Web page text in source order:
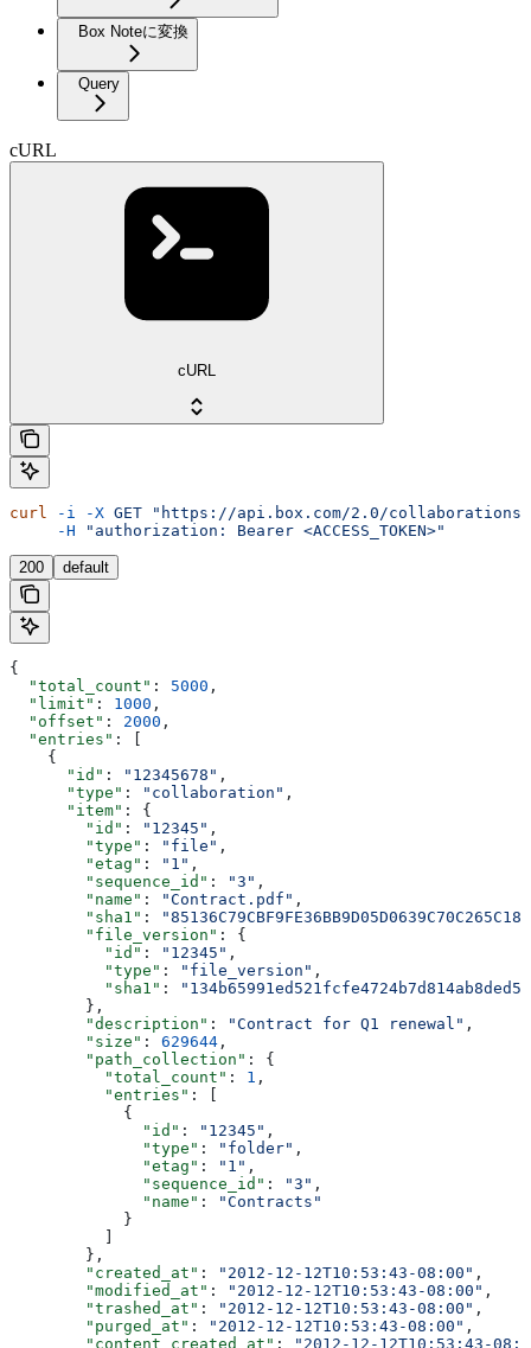
Box Noteに変換
Query
cURL
cURL
curl -i -X GET "https://api.box.com/2.0/
     -H
"authorization: Bearer <ACCESS_TOKEN>"
200 default
{
  "total_count"
: 5000 ,
  "limit"
: 1000 ,
  "offset"
: 2000 ,
  "entries"
: [
    {
      "id"
: "12345678" ,
      "type"
: "collaboration" ,
      "item"
: {
        "id"
: "12345" ,
        "type"
: "file" ,
        "etag"
: "1" ,
        "sequence_id"
: "3" ,
        "name"
: "Contract.pdf" ,
        "sha1"
:
        "file_version"
: {
          "id"
: "12345" ,
          "type"
: "file_version" ,
          "sha1"
:
        },
        "description"
: "Contract for Q1 renewal" ,
        "size"
: 629644 ,
        "path_collection"
: {
          "total_count"
: 1 ,
          "entries"
: [
            {
              "id"
: "12345" ,
              "type"
: "folder" ,
              "etag"
: "1" ,
              "sequence_id"
: "3" ,
              "name"
:
"Contracts"
            }
          ]
        },
        "created_at"
: "2012-12-12T10:53:43-08:00" ,
        "modified_at"
: "2012-12-12T10:53:43-08:00" ,
        "trashed_at"
: "2012-12-12T10:53:43-08:00" ,
        "purged_at"
: "2012-12-12T10:53:43-08:00" ,
        "content_created_at"
: "2012-12-12T10:53:43-